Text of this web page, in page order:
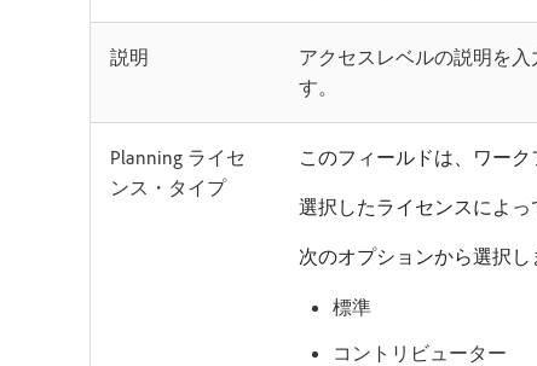
説明
アクセスレベルの説明を
す。
Planning ライセ
ンス・タイプ
このフィールドは、ワー
選択したライセンスによ
次のオプションから選択し
標準
コントリビューター